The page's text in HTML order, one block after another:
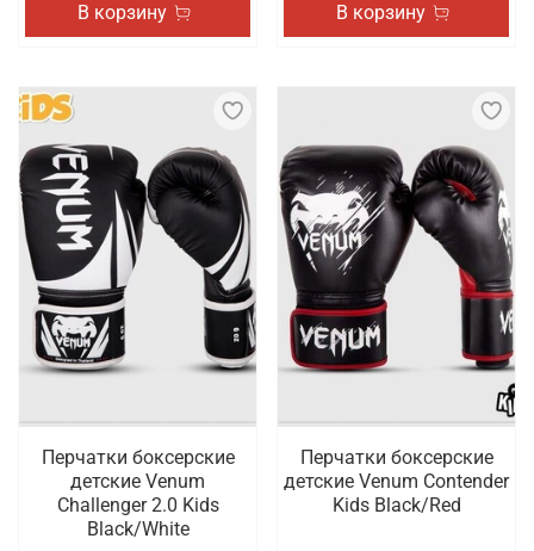
В корзину В корзину
Перчатки боксерские
детские Venum
Challenger 2.0 Kids
Black/White
Перчатки боксерские
детские Venum Contender
Kids Black/Red